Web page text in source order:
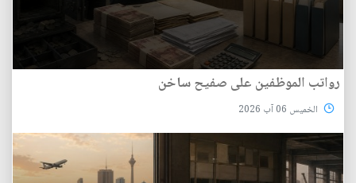
رواتب الموظفين على صفيح ساخن
الخميس 06 آب 2026